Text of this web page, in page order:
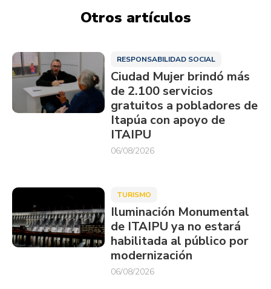
Otros artículos
RESPONSABILIDAD SOCIAL
Ciudad Mujer brindó más
de 2.100 servicios
gratuitos a pobladores de
Itapúa con apoyo de
ITAIPU
06/08/2026
TURISMO
Iluminación Monumental
de ITAIPU ya no estará
habilitada al público por
modernización
06/08/2026